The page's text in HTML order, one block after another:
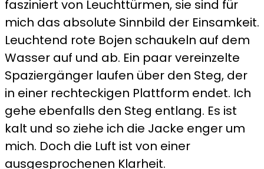
fasziniert von Leuchttürmen, sie sind für
mich das absolute Sinnbild der Einsamkeit.
Leuchtend rote Bojen schaukeln auf dem
Wasser auf und ab. Ein paar vereinzelte
Spaziergänger laufen über den Steg, der
in einer rechteckigen Plattform endet. Ich
gehe ebenfalls den Steg entlang. Es ist
kalt und so ziehe ich die Jacke enger um
mich. Doch die Luft ist von einer
ausgesprochenen Klarheit.